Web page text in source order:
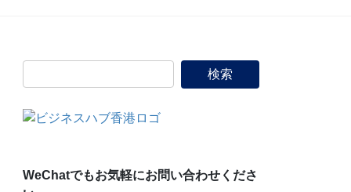
WeChatでもお気軽にお問い合わせくださ